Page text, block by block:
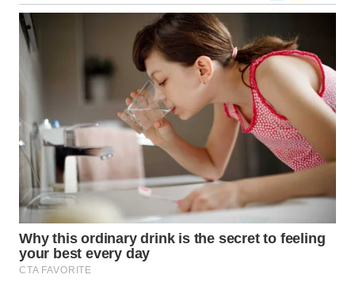
KALBAR
WN
KALTARA
WN
KALSEL
WN
KALTIM